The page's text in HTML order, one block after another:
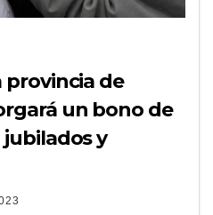
provincia de
un bono de
jubilados y